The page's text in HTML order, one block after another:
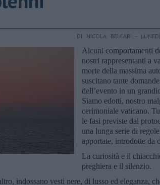
DI NICOLA BELCARI -
Alcuni comportamenti
nostri rappresentanti a
morte della massima
suscitano tante
dell’evento in un
Siamo edotti, nostro
cerimoniale vaticano.
le fasi previste dal
una lunga serie di
apportate, introdotte da
La curiosità e il
preghiera e il silenzio.
indossano vesti nere, di lusso ed eleganza,